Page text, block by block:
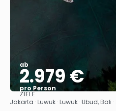
ab
2.979 €
pro Person
Sehen
ZIELE
Jakarta · Luwuk · Luwuk · Ubud, Bali